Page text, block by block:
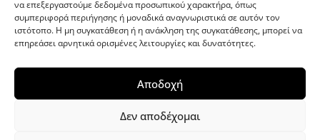
να επεξεργαστούμε δεδομένα προσωπικού χαρακτήρα, όπως
συμπεριφορά περιήγησης ή μοναδικά αναγνωριστικά σε αυτόν τον
ιστότοπο. Η μη συγκατάθεση ή η ανάκληση της συγκατάθεσης, μπορεί να
επηρεάσει αρνητικά ορισμένες λειτουργίες και δυνατότητες.
Αποδοχή
Δεν αποδέχομαι
G-point.gr